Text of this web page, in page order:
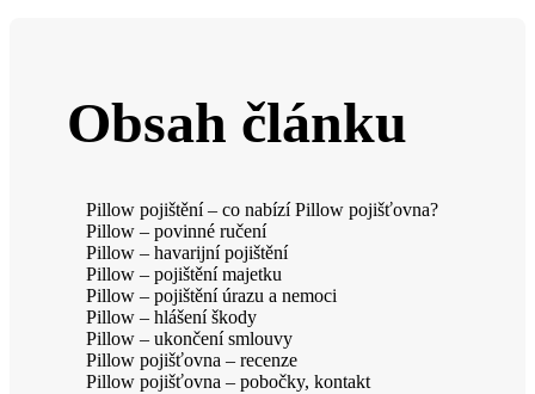
Obsah článku
Pillow pojištění – co nabízí Pillow pojišťovna?
Pillow – povinné ručení
Pillow – havarijní pojištění
Pillow – pojištění majetku
Pillow – pojištění úrazu a nemoci
Pillow – hlášení škody
Pillow – ukončení smlouvy
Pillow pojišťovna – recenze
Pillow pojišťovna – pobočky, kontakt